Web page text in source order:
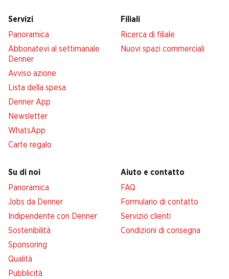
Servizi
Panoramica
Abbonatevi al settimanale
Denner
Avviso azione
Lista della spesa
Denner App
Newsletter
WhatsApp
Carte regalo
Filiali
Ricerca di filiale
Nuovi spazi commerciali
Su di noi
Panoramica
Jobs da Denner
Indipendente con Denner
Sostenibilità
Sponsoring
Qualità
Pubblicità
Aiuto e contatto
FAQ
Formulario di contatto
Servizio clienti
Condizioni di consegna